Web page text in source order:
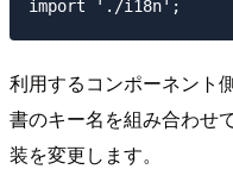
利用するコンポーネント
書のキー名を組み合わせ
装を変更します。